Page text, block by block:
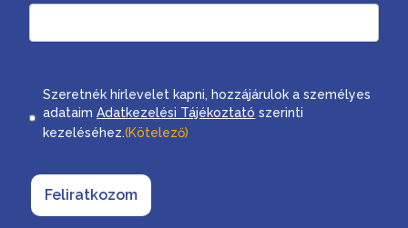
Consent
Szeretnék hírlevelet kapni, hozzájárulok a személyes
adataimAdatkezelési Tájékoztató szerinti
kezeléséhez.(Kötelező)
Feliratkozom